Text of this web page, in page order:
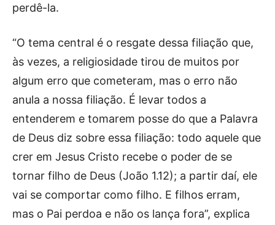
perdê-la.
“O tema central é o resgate dessa filiação que,
às vezes, a religiosidade tirou de muitos por
algum erro que cometeram, mas o erro não
anula a nossa filiação. É levar todos a
entenderem e tomarem posse do que a Palavra
de Deus diz sobre essa filiação: todo aquele que
crer em Jesus Cristo recebe o poder de se
tornar filho de Deus (João 1.12); a partir daí, ele
vai se comportar como filho. E filhos erram,
mas o Pai perdoa e não os lança fora”, explica